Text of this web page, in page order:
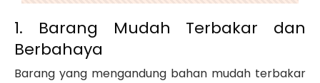
1. Barang Mudah Terbakar dan
Berbahaya
Barang yang mengandung bahan mudah terbakar